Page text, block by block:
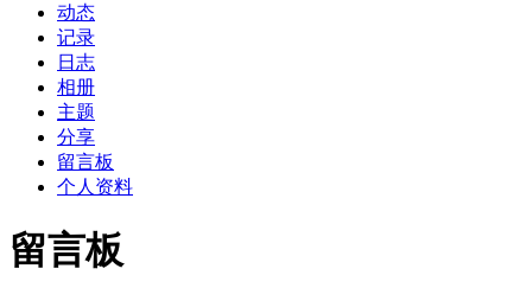
动态
记录
日志
相册
主题
分享
留言板
个人资料
留言板